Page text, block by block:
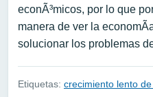
econÃ³micos, por lo que
manera de ver la
solucionar los problemas
Etiquetas: crecimiento lento